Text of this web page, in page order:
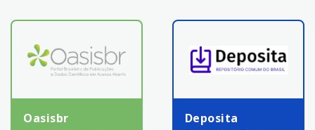
Oasisbr Deposita